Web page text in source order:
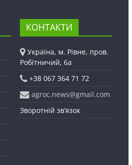
КОНТАКТИ
Україна, м. Рівне, пров.
Робітничий, 6а
+38 067 364 71 72
agroc.news@gmail.com
Зворотній зв’язок